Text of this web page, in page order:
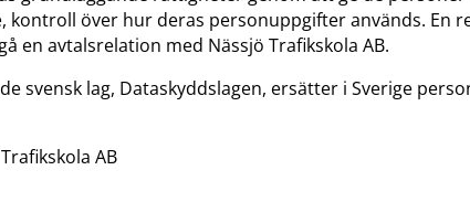
kontroll över hur deras personuppgifter används. En
en avtalsrelation med Nässjö Trafikskola AB.
svensk lag, Dataskyddslagen, ersätter i Sverige
AB